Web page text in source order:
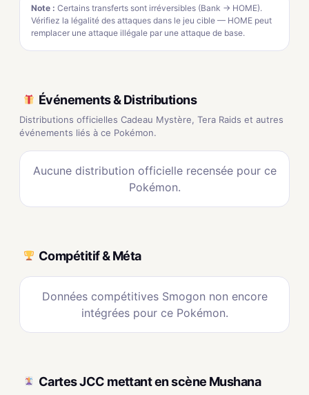
Note : Certains transferts sont irréversibles (Bank → HOME).
Vérifiez la légalité des attaques dans le jeu cible — HOME peut
remplacer une attaque illégale par une attaque de base.
Événements & Distributions
Distributions officielles Cadeau Mystère, Tera Raids et autres
événements liés à ce Pokémon.
Aucune distribution officielle recensée pour ce
Pokémon.
Compétitif & Méta
Données compétitives Smogon non encore
intégrées pour ce Pokémon.
Cartes JCC mettant en scène Mushana